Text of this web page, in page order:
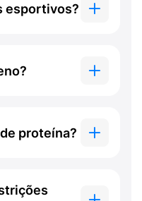
esportivos?
proteína?